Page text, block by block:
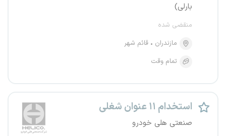
بارلی)
منقضی شده
مازندران
قائم شهر
تمام وقت
استخدام ۱۱ عنوان شغلی
صنعتی هلی خودرو